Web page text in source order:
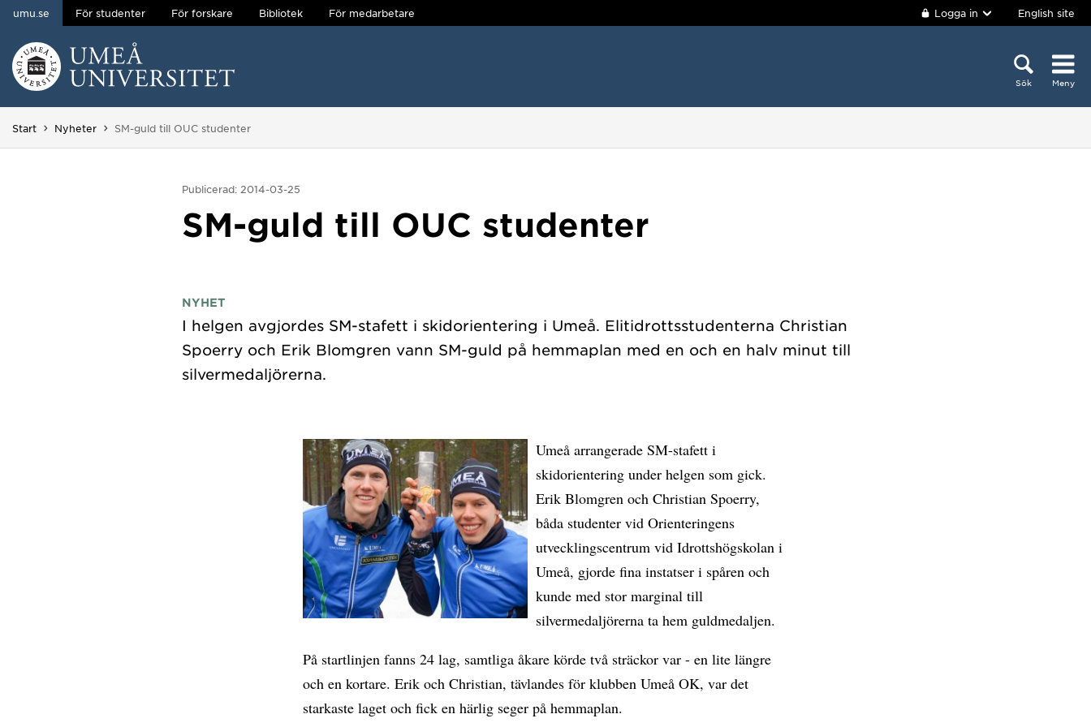
Hoppa direkt till innehållet
umu.se För studenter För forskare Bibliotek För medarbetare Logga in English site
Sök Meny
Start Nyheter Du är här:
SM-guld till OUC studenter
Publicerad: 2014-03-25
SM-guld till OUC studenter
NYHET
I helgen avgjordes SM-stafett i skidorientering i Umeå. Elitidrottsstudenterna Christian
Spoerry och Erik Blomgren vann SM-guld på hemmaplan med en och en halv minut till
Umeå arrangerade SM-stafett i
skidorientering under helgen som gick.
Erik Blomgren och Christian Spoerry,
båda studenter vid Orienteringens
utvecklingscentrum vid Idrottshögskolan i
Umeå, gjorde fina instatser i spåren och
kunde med stor marginal till
silvermedaljörerna ta hem guldmedaljen.
På startlinjen fanns 24 lag, samtliga åkare körde två sträckor var - en lite längre
och en kortare. Erik och Christian, tävlandes för klubben Umeå OK, var det
starkaste laget och fick en härlig seger på hemmaplan.